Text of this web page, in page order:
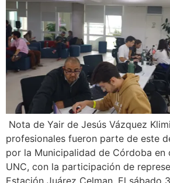
Nota de Yair de Jesús Vázquez
profesionales fueron parte de este
por la Municipalidad de Córdoba en
UNC, con la participación de
Estación Juárez Celman. El sábado